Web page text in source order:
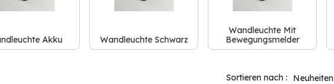
Akku Wandleuchte Schwarz
Wandleuchte Mit
Bewegungsmelder
Sortieren nach : Neuheiten